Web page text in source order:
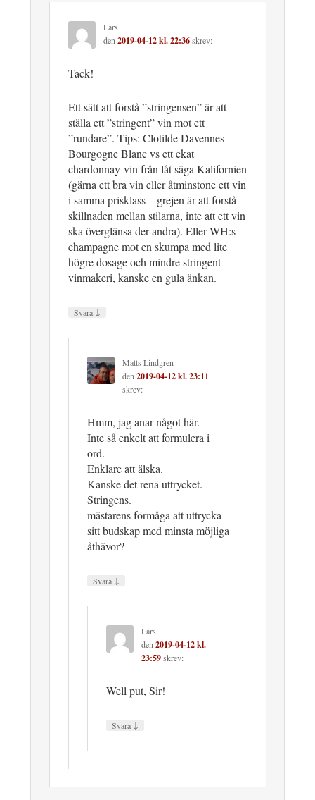
Lars
den2019-04-12 kl. 22:36skrev:
Tack!
Ett sätt att förstå ”stringensen” är att
ställa ett ”stringent” vin mot ett
”rundare”. Tips: Clotilde Davennes
Bourgogne Blanc vs ett ekat
chardonnay-vin från låt säga Kalifornien
(gärna ett bra vin eller åtminstone ett vin
i samma prisklass – grejen är att förstå
skillnaden mellan stilarna, inte att ett vin
ska överglänsa der andra). Eller WH:s
champagne mot en skumpa med lite
högre dosage och mindre stringent
vinmakeri, kanske en gula änkan.
Svara ↓
Matts Lindgren
den2019-04-12 kl. 23:11
skrev:
Hmm, jag anar något här.
Inte så enkelt att formulera i
ord.
Enklare att älska.
Kanske det rena uttrycket.
Stringens.
mästarens förmåga att uttrycka
sitt budskap med minsta möjliga
åthävor?
Svara ↓
Lars
den2019-04-12 kl.
23:59skrev:
Well put, Sir!
Svara ↓